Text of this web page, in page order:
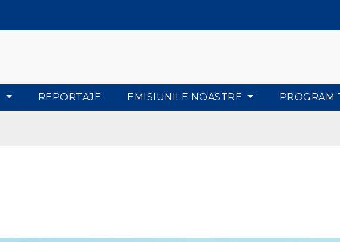
REPORTAJE EMISIUNILE NOASTRE PROGRAM